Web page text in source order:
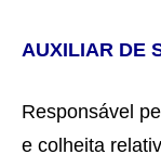
AUXILIAR DE
Responsável
e colheita